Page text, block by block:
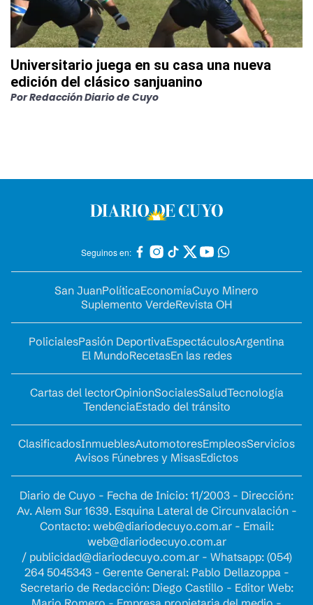
Universitario juega en su casa una nueva
edición del clásico sanjuanino
PorRedacción Diario de Cuyo
Seguinos en:
San JuanPolíticaEconomíaCuyo Minero
Suplemento VerdeRevista OH
PolicialesPasión DeportivaEspectáculosArgentina
El MundoRecetasEn las redes
Cartas del lectorOpinionSocialesSaludTecnología
TendenciaEstado del tránsito
ClasificadosInmueblesAutomotoresEmpleosServicios
Avisos Fúnebres y MisasEdictos
Diario de Cuyo - Fecha de Inicio: 11/2003 - Dirección:
Av. Alem Sur 1639. Esquina Lateral de Circunvalación -
Contacto: web@diariodecuyo.com.ar- Email:
web@diariodecuyo.com.ar
/ publicidad@diariodecuyo.com.ar- Whatsapp: (054)
264 5045343 - Gerente General: Pablo Dellazoppa -
Secretario de Redacción: Diego Castillo - Editor Web: